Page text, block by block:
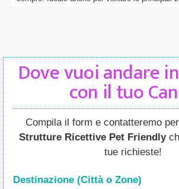
Dove vuoi andare
con il tuo
Compila il form e contatteremo
Strutture Ricettive Pet Friendly
tue richieste!
Destinazione (Città o Zone)